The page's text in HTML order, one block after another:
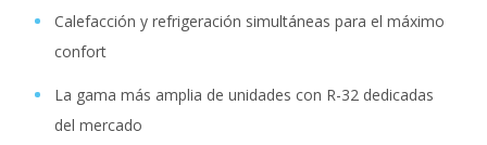
Calefacción y refrigeración simultáneas para el máximo
confort
La gama más amplia de unidades con R-32 dedicadas
del mercado